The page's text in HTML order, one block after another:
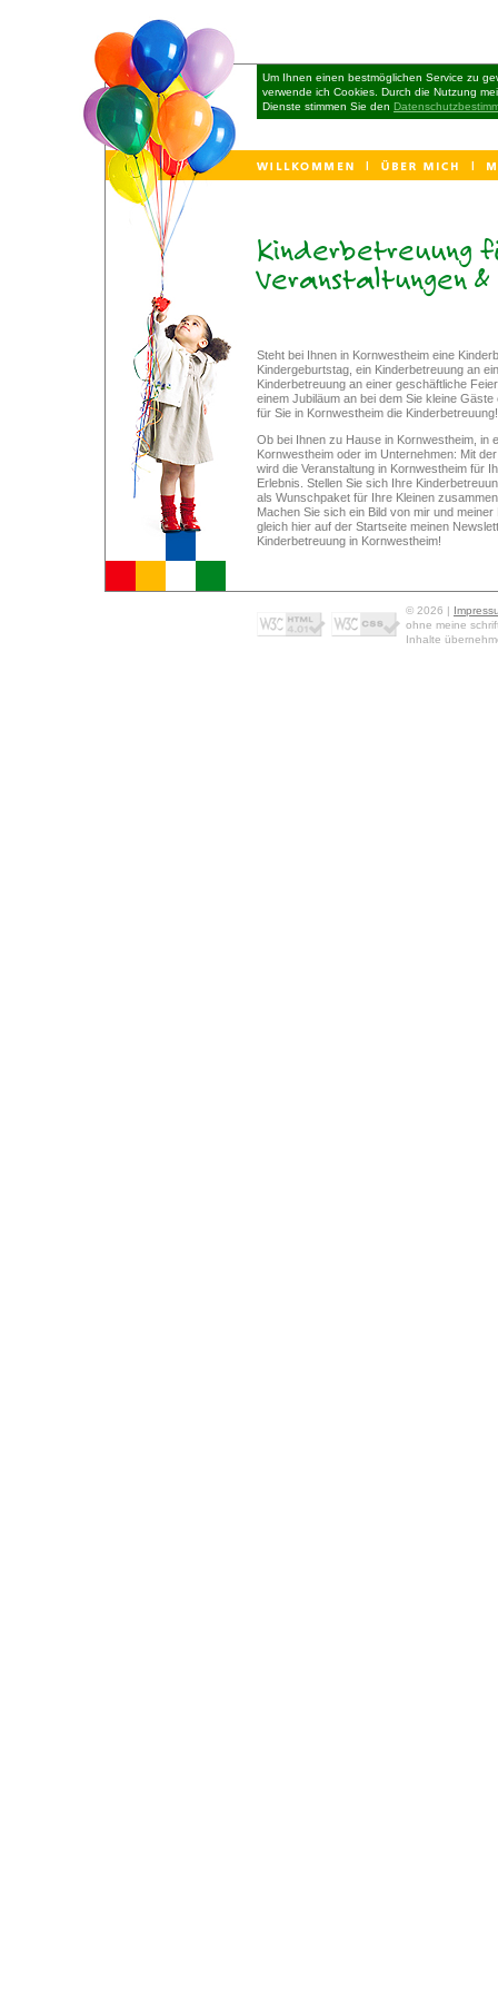
Um Ihnen einen bestmöglichen Service zu
verwende ich Cookies. Durch die Nutzung
Dienste stimmen Sie den
Kinderbetreuung
Veranstaltungen
Steht bei Ihnen in Kornwestheim eine
Kindergeburtstag, ein Kinderbetreuung an
Kinderbetreuung an einer geschäftliche
einem Jubiläum an bei dem Sie kleine
für Sie in Kornwestheim die Kinderbetreuung!
Ob bei Ihnen zu Hause in Kornwestheim, in
Kornwestheim oder im Unternehmen: Mit
wird die Veranstaltung in Kornwestheim für
Erlebnis. Stellen Sie sich Ihre
als Wunschpaket für Ihre Kleinen
Machen Sie sich ein Bild von mir und
gleich hier auf der Startseite meinen
Kinderbetreuung in Kornwestheim!
© 2026 |
ohne meine
Inhalte